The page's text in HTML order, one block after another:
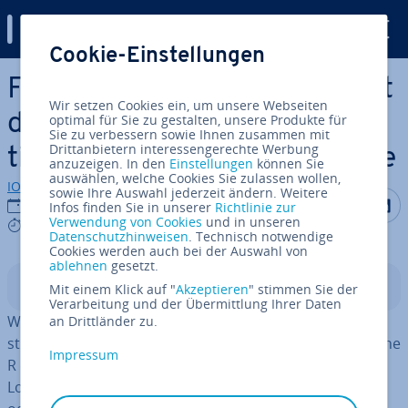
Zum Haupt­in­halt springen
For-Loop in R: So funk­tio­niert
die For-Schleife in der funk­
tio­na­len Pro­gram­mier­spra­che
IONOS Redaktion
08.12.2022
5 mins
Auf Auf
In­halts­ver­zeich­nis
Wie nahezu jede andere Pro­gram­mier­spra­che un­ter­
stützt auch die funk­tio­na­le und ob­jekt­ori­en­tier­te Sprache
R die Kon­troll­struk­tur der For-Schleife. Mit einer For-
Loop in R können Sie durch eine Auf­zäh­lung iterieren
Cookie-Einstellungen
Wir setzen Cookies ein, um unsere Webseiten
optimal für Sie zu gestalten, unsere Produkte für
Sie zu verbessern sowie Ihnen zusammen mit
Drittanbietern interessengerechte Werbung
anzuzeigen. In den Einstellungen können Sie
auswählen, welche Cookies Sie zulassen wollen,
sowie Ihre Auswahl jederzeit ändern. Weitere
Infos finden Sie in unserer Richtlinie zur
Verwendung von Cookies und in unseren
Datenschutzhinweisen. Technisch notwendige
Cookies werden auch bei der Auswahl von
ablehnen gesetzt.
Mit einem Klick auf "Akzeptieren" stimmen Sie der
Verarbeitung und der Übermittlung Ihrer Daten
an Drittländer zu.
Impressum